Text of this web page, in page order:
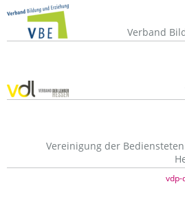
Verband
Vereinigung der
vdp-